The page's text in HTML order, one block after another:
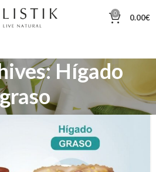
0 0.00€
Hígado